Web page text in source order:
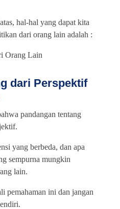
hal-hal yang dapat kita
dari orang lain adalah :
dari Perspektif
pandangan tentang
yang berbeda, dan apa
sempurna mungkin
lain.
pemahaman ini dan jangan